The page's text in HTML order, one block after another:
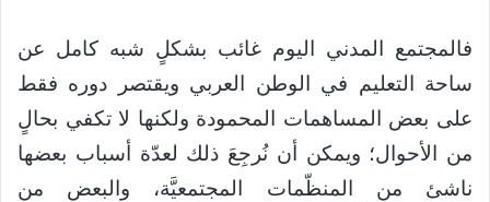
فالمجتمع المدني اليوم غائب بشكلٍ شبه كامل عن
ساحة التعليم في الوطن العربي ويقتصر دوره فقط
على بعض المساهمات المحمودة ولكنها لا تكفي بحالٍ
من الأحوال؛ ويمكن أن نُرجِعَ ذلك لعدّة أسباب بعضها
ناشئ من المنظّمات المجتمعيَّة، والبعض من